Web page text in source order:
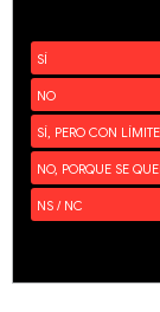
SÍ
NO
SÍ, PERO CON
NO, PORQUE SE
NS / NC